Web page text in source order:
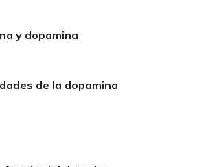
y dopamina
de la dopamina